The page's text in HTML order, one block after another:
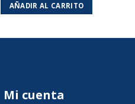
AÑADIR AL CARRITO
Mi cuenta